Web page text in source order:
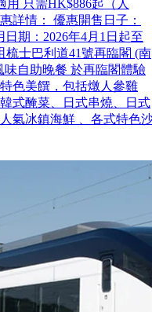
只需HK$886起（人
詳情： 優惠開售日子：
日期：2026年4月1日起至
梳士巴利道41號再臨閣 (南
味自助晚餐 於再臨閣體驗
色美饌，包括燉人參雞
式醃菜、日式串燒、日式
氣冰鎮海鮮 、各式特色